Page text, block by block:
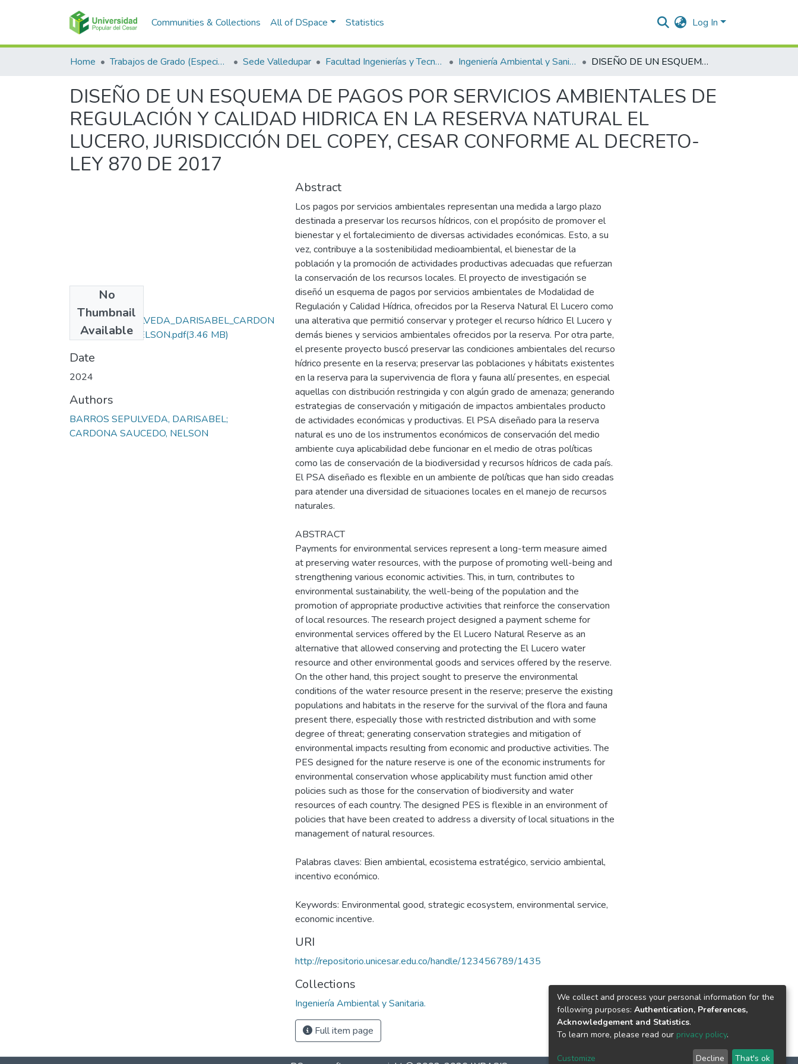
Communities & Collections All of DSpace Statistics Log In
Home Trabajos de Grado (Especializaciones y Pregrados) Sede Valledupar Facultad Ingenierías y Tecnologías Ingeniería Ambiental y Sanitaria. DISEÑO DE UN ESQUEMA DE PAGOS POR SERVICIOS AMBIENTALES DE REGULACIÓN Y CALIDAD HIDRICA EN LA RESERVA NATURAL EL LUCERO, JURISDICCIÓN DEL COPEY, CESAR CONFORME AL DECRETO-LEY 870 DE 2017
DISEÑO DE UN ESQUEMA DE PAGOS POR SERVICIOS AMBIENTALES DE
REGULACIÓN Y CALIDAD HIDRICA EN LA RESERVA NATURAL EL
LUCERO, JURISDICCIÓN DEL COPEY, CESAR CONFORME AL DECRETO-
LEY 870 DE 2017
No
Thumbnail
Available
BARROS_SEPULVEDA_DARISABEL_CARDON
A_SAUCEDO_NELSON.pdf(3.46 MB)
Date
2024
Authors
BARROS SEPULVEDA, DARISABEL;
CARDONA SAUCEDO, NELSON
Abstract
Los pagos por servicios ambientales representan una medida a largo plazo
destinada a preservar los recursos hídricos, con el propósito de promover el
bienestar y el fortalecimiento de diversas actividades económicas. Esto, a su
vez, contribuye a la sostenibilidad medioambiental, el bienestar de la
población y la promoción de actividades productivas adecuadas que refuerzan
la conservación de los recursos locales. El proyecto de investigación se
diseñó un esquema de pagos por servicios ambientales de Modalidad de
Regulación y Calidad Hídrica, ofrecidos por la Reserva Natural El Lucero como
una alterativa que permitió conservar y proteger el recurso hídrico El Lucero y
demás bienes y servicios ambientales ofrecidos por la reserva. Por otra parte,
el presente proyecto buscó preservar las condiciones ambientales del recurso
hídrico presente en la reserva; preservar las poblaciones y hábitats existentes
en la reserva para la supervivencia de flora y fauna allí presentes, en especial
aquellas con distribución restringida y con algún grado de amenaza; generando
estrategias de conservación y mitigación de impactos ambientales producto
de actividades económicas y productivas. El PSA diseñado para la reserva
natural es uno de los instrumentos económicos de conservación del medio
ambiente cuya aplicabilidad debe funcionar en el medio de otras políticas
como las de conservación de la biodiversidad y recursos hídricos de cada país.
El PSA diseñado es flexible en un ambiente de políticas que han sido creadas
para atender una diversidad de situaciones locales en el manejo de recursos
naturales.
ABSTRACT
Payments for environmental services represent a long-term measure aimed
at preserving water resources, with the purpose of promoting well-being and
strengthening various economic activities. This, in turn, contributes to
environmental sustainability, the well-being of the population and the
promotion of appropriate productive activities that reinforce the conservation
of local resources. The research project designed a payment scheme for
environmental services offered by the El Lucero Natural Reserve as an
alternative that allowed conserving and protecting the El Lucero water
resource and other environmental goods and services offered by the reserve.
On the other hand, this project sought to preserve the environmental
conditions of the water resource present in the reserve; preserve the existing
populations and habitats in the reserve for the survival of the flora and fauna
present there, especially those with restricted distribution and with some
degree of threat; generating conservation strategies and mitigation of
environmental impacts resulting from economic and productive activities. The
PES designed for the nature reserve is one of the economic instruments for
environmental conservation whose applicability must function amid other
policies such as those for the conservation of biodiversity and water
resources of each country. The designed PES is flexible in an environment of
policies that have been created to address a diversity of local situations in the
management of natural resources.
Palabras claves: Bien ambiental, ecosistema estratégico, servicio ambiental,
incentivo económico.
Keywords: Environmental good, strategic ecosystem, environmental service,
economic incentive.
URI
http://repositorio.unicesar.edu.co/handle/123456789/1435
Collections
Ingeniería Ambiental y Sanitaria.
Full item page
We collect and process your personal information for the
following purposes: Authentication, Preferences,
Acknowledgement and Statistics.
To learn more, please read our privacy policy.
Customize Decline That's ok